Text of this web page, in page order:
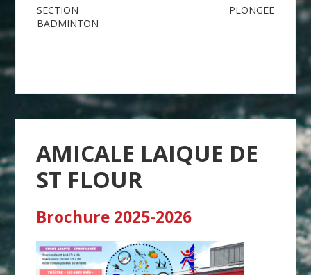
Navigation
SECTION
BADMINTON
PLONGEE
AMICALE LAIQUE DE
ST FLOUR
Brochure 2025-2026